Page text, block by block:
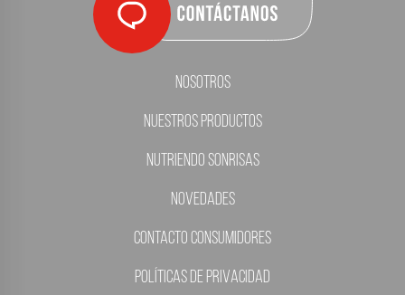
Nosotros
Nuestros Productos
Nutriendo Sonrisas
Novedades
Contacto Consumidores
Políticas de Privacidad